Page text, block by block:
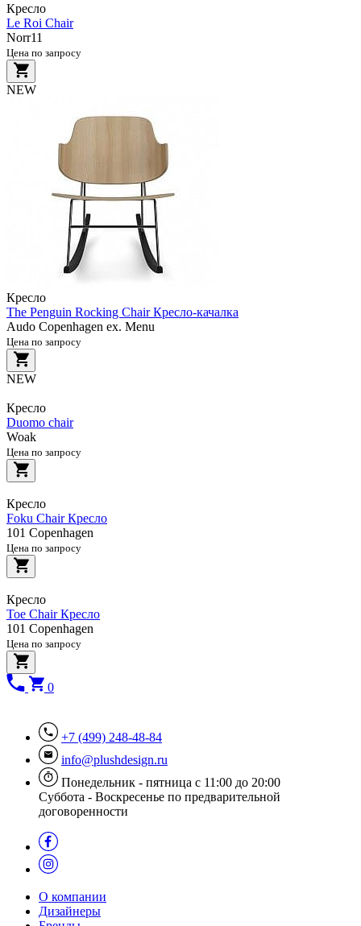
Кресло
Le Roi Chair
Norr11
Цена по запросу
NEW
Кресло
The Penguin Rocking Chair Кресло-качалка
Audo Copenhagen ex. Menu
Цена по запросу
NEW
Кресло
Duomo chair
Woak
Цена по запросу
Кресло
Foku Chair Кресло
101 Copenhagen
Цена по запросу
Кресло
Toe Chair Кресло
101 Copenhagen
Цена по запросу
0
+7 (499) 248-48-84
info@plushdesign.ru
Понедельник - пятница с 11:00 до 20:00
Суббота - Воскресенье по предварительной
договоренности
О компании
Дизайнеры